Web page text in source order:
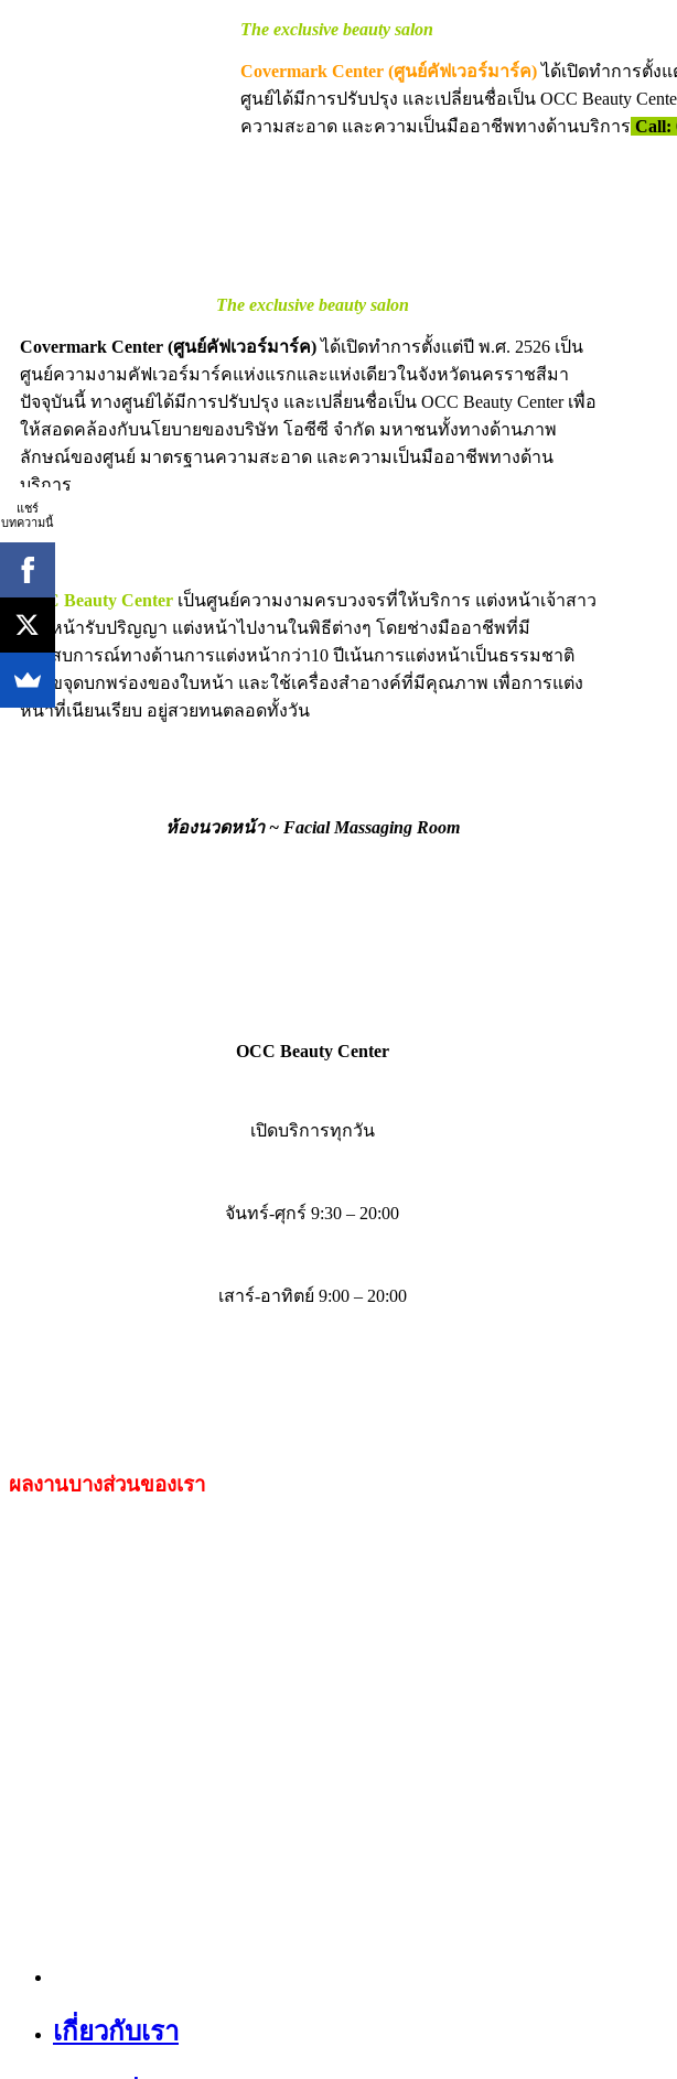
The exclusive beauty salon
Covermark Center (ศูนย์คัฟเวอร์มาร์ค) ได้เปิดทำการตั้ง
ศูนย์ได้มีการปรับปรุง และเปลี่ยนชื่อเป็น OCC Beauty
ความสะอาด และความเป็นมืออาชีพทางด้านบริการ Call:
The exclusive beauty salon
Covermark Center (ศูนย์คัฟเวอร์มาร์ค) ได้เปิดทำการตั้งแต่ปี พ.ศ. 2526 เป็น
ศูนย์ความงามคัฟเวอร์มาร์คแห่งแรกและแห่งเดียวในจังหวัดนครราชสีมา
ปัจจุบันนี้ ทางศูนย์ได้มีการปรับปรุง และเปลี่ยนชื่อเป็น OCC Beauty Center เพื่อ
ให้สอดคล้องกับนโยบายของบริษัท โอซีซี จำกัด มหาชนทั้งทางด้านภาพ
ลักษณ์ของศูนย์ มาตรฐานความสะอาด และความเป็นมืออาชีพทางด้าน
บริการ
OCC Beauty Center เป็นศูนย์ความงามครบวงจรที่ให้บริการ แต่งหน้าเจ้าสาว
แต่งหน้ารับปริญญา แต่งหน้าไปงานในพิธีต่างๆ โดยช่างมืออาชีพที่มี
ประสบการณ์ทางด้านการแต่งหน้ากว่า10 ปีเน้นการแต่งหน้าเป็นธรรมชาติ
แก้ไขจุดบกพร่องของใบหน้า และใช้เครื่องสำอางค์ที่มีคุณภาพ เพื่อการแต่ง
หน้าที่เนียนเรียบ อยู่สวยทนตลอดทั้งวัน
ห้องนวดหน้า ~ Facial Massaging Room
OCC Beauty Center
เปิดบริการทุกวัน
จันทร์-ศุกร์ 9:30 – 20:00
เสาร์-อาทิตย์ 9:00 – 20:00
ผลงานบางส่วนของเรา
เกี่ยวกับเรา
แชร์
บทความนี้